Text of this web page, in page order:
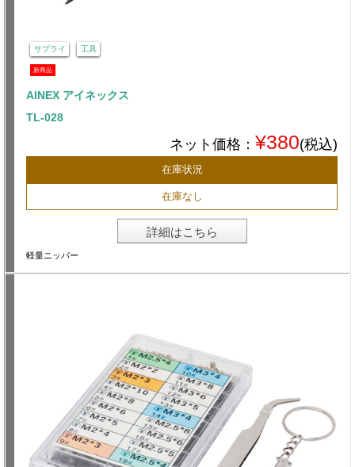
サプライ 工具
新商品
AINEX アイネックス
TL-028
ネット価格： ¥380(税込)
在庫状況
在庫なし
詳細はこちら
軽量ニッパー